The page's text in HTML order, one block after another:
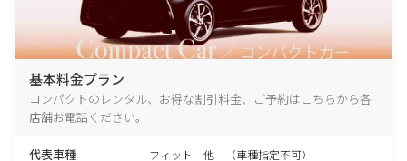
基本料金プラン
コンパクトのレンタル、お得な割引料金、ご予約はこちらから各
店舗お電話ください。
代表車種 フィット 他 （車種指定不可）